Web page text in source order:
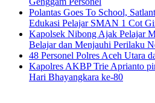
Polantas Goes To School,
Edukasi Pelajar SMAN 1 Cot
Kapolsek Nibong Ajak Pelajar
Belajar dan Menjauhi Perilaku
48 Personel Polres Aceh Utara
Kapolres AKBP Trie Aprianto
Hari Bhayangkara ke-80